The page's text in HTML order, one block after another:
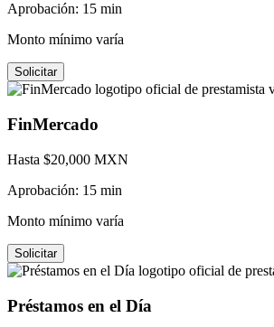
Aprobación: 15 min
Monto mínimo varía
Solicitar
FinMercado
Hasta $20,000 MXN
Aprobación: 15 min
Monto mínimo varía
Solicitar
Préstamos en el Día